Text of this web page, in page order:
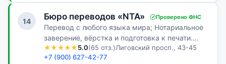
14 Бюро переводов «NTA» Проверено ФНС
Перевод с любого языка мира; Нотариальное
заверение, вёрстка и подготовка к печати.
Недорогие ставки на: Фармацевтический и
технический перевод. Скидка на первый заказ
★★★★★5.0(65 отз.)Лиговский просп., 43-45
+7 (900) 627-42-77